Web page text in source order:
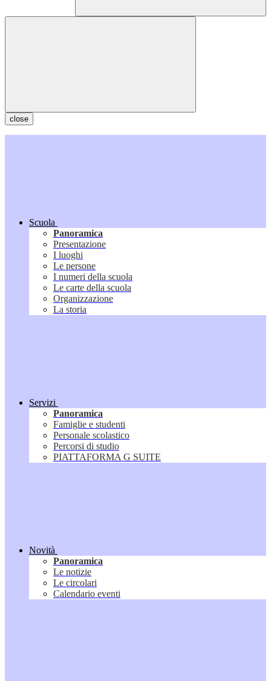
close
Scuola
Panoramica
Presentazione
I luoghi
Le persone
I numeri della scuola
Le carte della scuola
Organizzazione
La storia
Servizi
Panoramica
Famiglie e studenti
Personale scolastico
Percorsi di studio
PIATTAFORMA G SUITE
Novità
Panoramica
Le notizie
Le circolari
Calendario eventi